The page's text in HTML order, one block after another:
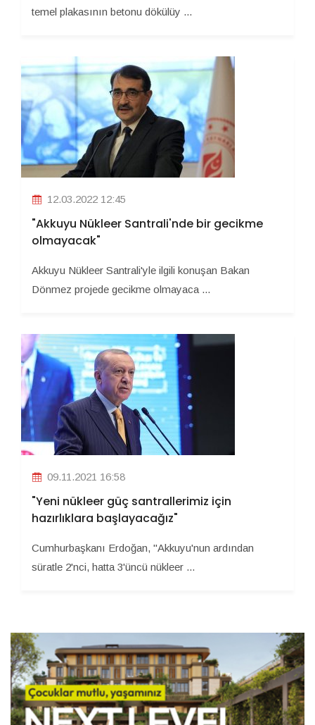
temel plakasının betonu dökülüy ...
12.03.2022 12:45
"Akkuyu Nükleer Santrali'nde bir gecikme
olmayacak"
Akkuyu Nükleer Santrali'yle ilgili konuşan Bakan
Dönmez projede gecikme olmayaca ...
09.11.2021 16:58
"Yeni nükleer güç santrallerimiz için
hazırlıklara başlayacağız"
Cumhurbaşkanı Erdoğan, "Akkuyu'nun ardından
süratle 2'nci, hatta 3'üncü nükleer ...